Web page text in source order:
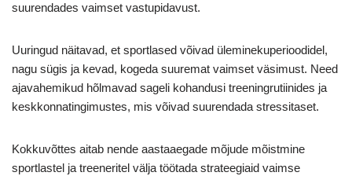
suurendades vaimset vastupidavust.
Uuringud näitavad, et sportlased võivad üleminekuperioodidel,
nagu sügis ja kevad, kogeda suuremat vaimset väsimust. Need
ajavahemikud hõlmavad sageli kohandusi treeningrutiinides ja
keskkonnatingimustes, mis võivad suurendada stressitaset.
Kokkuvõttes aitab nende aastaaegade mõjude mõistmine
sportlastel ja treeneritel välja töötada strateegiaid vaimse